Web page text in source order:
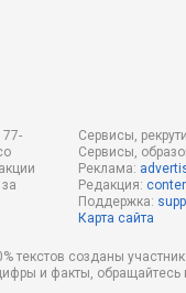
Сервисы,
Сервисы,
Реклама:
Редакция:
Поддержка:
Карта сайта
текстов созданы
и факты,